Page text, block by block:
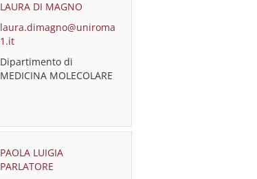
LAURA DI MAGNO
laura.dimagno@uniroma
1.it
Dipartimento di
MEDICINA MOLECOLARE
PAOLA LUIGIA
PARLATORE